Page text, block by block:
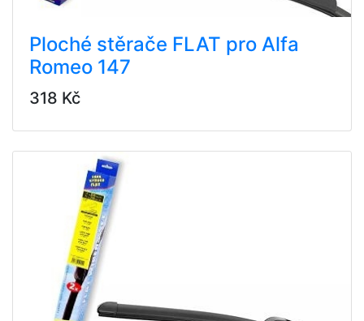
Ploché stěrače FLAT pro Alfa
Romeo 147
318 Kč